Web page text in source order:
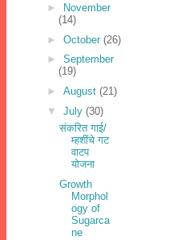
►
November
(14)
► October (26)
► September
(19)
► August (21)
▼ July (30)
संकरित गाई/
म्‍हशींचे गट
वाटप
योजना
Growth
Morphol
ogy of
Sugarca
ne